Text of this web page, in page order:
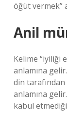
öğüt vermek”
Anil
Kelime “iyiliği
anlamına
din tarafından
anlamına
kabul